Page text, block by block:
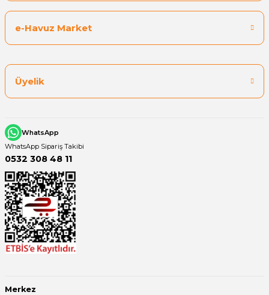
e-Havuz Market
Üyelik
WhatsApp
WhatsApp Sipariş Takibi
0532 308 48 11
Merkez